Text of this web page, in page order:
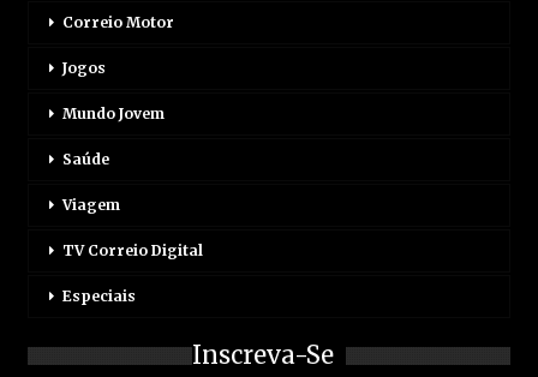
Correio Motor
Jogos
Mundo Jovem
Saúde
Viagem
TV Correio Digital
Especiais
Inscreva-Se